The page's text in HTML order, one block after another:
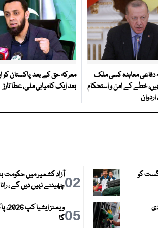
دفاعی معاہدہ کسی ملک
خطے کے امن و استحکام
معرکہ حق کے بعد پاکستان
بعد ایک کامیابی ملی، عطا تارڑ
لیگ ، قومی کرکٹرز کو این او سی 19 اگست کو
02آزاد کشمیر میں حکومت
چھیننے نہیں دیں گے ، رانا
05گا